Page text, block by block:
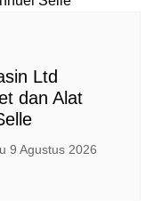
Ltd
dan Alat
9 Agustus 2026